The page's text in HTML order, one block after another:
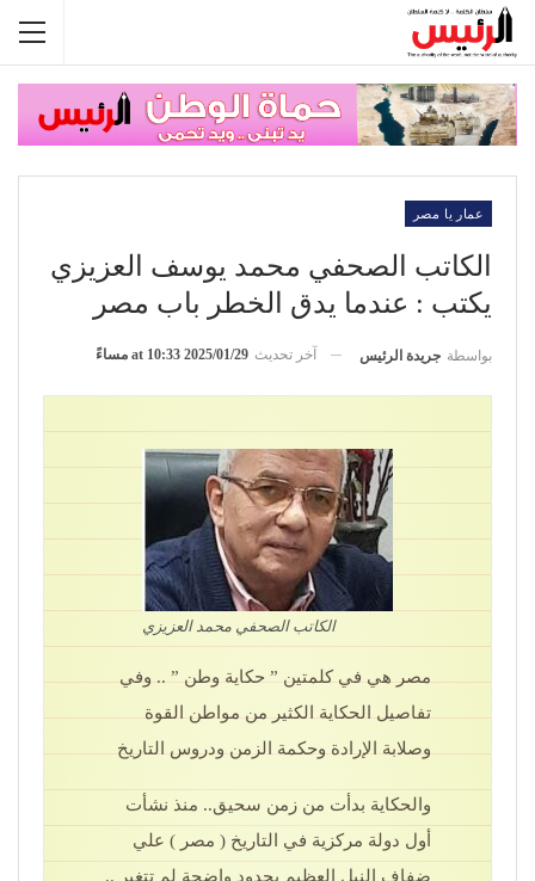
عمار يا مصر
الكاتب الصحفي محمد يوسف العزيزي
يكتب : عندما يدق الخطر باب مصر
بواسطة جريدة الرئيس آخر تحديث 2025/01/29 at 10:33 مساءً
الكاتب الصحفي محمد العزيزي
مصر هي في كلمتين ” حكاية وطن ” .. وفي
تفاصيل الحكاية الكثير من مواطن القوة
وصلابة الإرادة وحكمة الزمن ودروس التاريخ
والحكاية بدأت من زمن سحيق.. منذ نشأت
أول دولة مركزية في التاريخ ( مصر ) علي
ضفاف النيل العظيم بحدود واضحة لم تتغير ..